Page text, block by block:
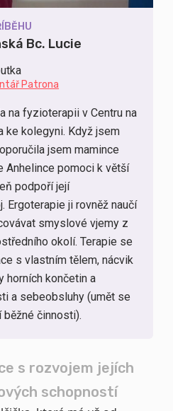
Bc. Lucie
Patrona
na fyzioterapii v Centru na
ke kolegyni. Když jsem
jsem mamince
Anhelince pomoci k větší
podpoří její
Ergoterapie ji rovněž naučí
smyslové vjemy z
okolí. Terapie se
s vlastním tělem, nácvik
horních končetin a
a sebeobsluhy (umět se
činnosti).
s rozvojem jejích
schopností